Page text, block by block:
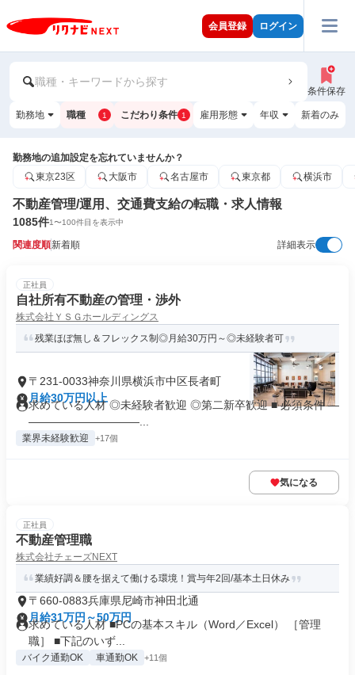
会員登録 ログイン
職種・キーワードから探す
条件保存
勤務地 職種 1 こだわり条件 1 雇用形態 年収 新着のみ
勤務地の追加設定を忘れていませんか？
東京23区
大阪市 名古屋市 東京都 横浜市
不動産管理/運用、交通費支給の転職・求人情報
1085件1〜100件目を表示中
関連度順新着順 詳細表示
正社員
自社所有不動産の管理・渉外
株式会社ＹＳＧホールディングス
残業ほぼ無し＆フレックス制◎月給30万円～◎未経験者可
〒231-0033神奈川県横浜市中区長者町
月給30万円以上
求めている人材 ◎未経験者歓迎 ◎第二新卒歓迎 ■ 必須条件 ―
――――――――――...
業界未経験歓迎 +17個
気になる
正社員
不動産管理職
株式会社チェーズNEXT
業績好調＆腰を据えて働ける環境！賞与年2回/基本土日休み
〒660-0883兵庫県尼崎市神田北通
月給31万円～50万円
求めている人材 ■PCの基本スキル（Word／Excel） ［管理
職］ ■下記のいず...
バイク通勤OK 車通勤OK +11個